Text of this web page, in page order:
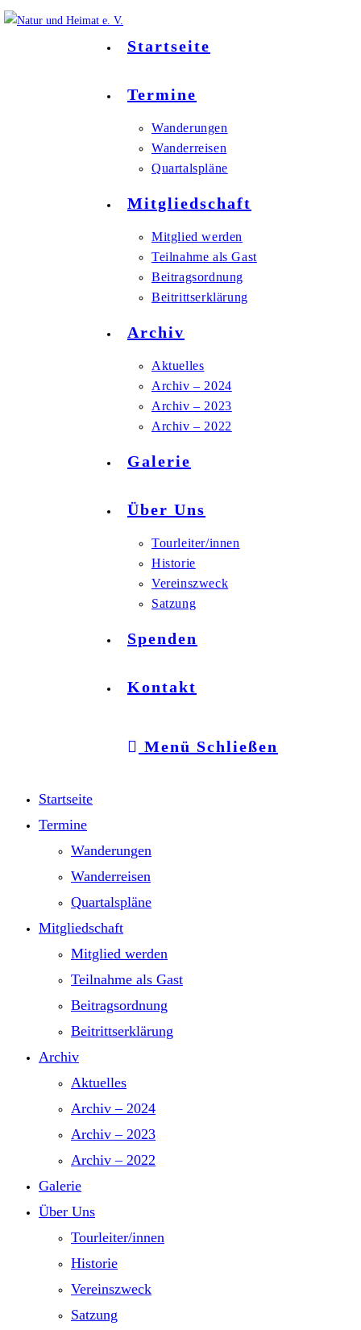
Startseite
Termine
Wanderungen
Wanderreisen
Quartalspläne
Mitgliedschaft
Mitglied werden
Teilnahme als Gast
Beitragsordnung
Beitrittserklärung
Archiv
Aktuelles
Archiv – 2024
Archiv – 2023
Archiv – 2022
Galerie
Über Uns
Tourleiter/innen
Historie
Vereinszweck
Satzung
Spenden
Kontakt
Menü Schließen
Startseite
Termine
Wanderungen
Wanderreisen
Quartalspläne
Mitgliedschaft
Mitglied werden
Teilnahme als Gast
Beitragsordnung
Beitrittserklärung
Archiv
Aktuelles
Archiv – 2024
Archiv – 2023
Archiv – 2022
Galerie
Über Uns
Tourleiter/innen
Historie
Vereinszweck
Satzung